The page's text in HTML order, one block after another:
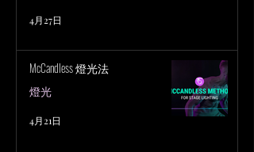
4月27日
McCandless 燈光法
燈光
4月21日